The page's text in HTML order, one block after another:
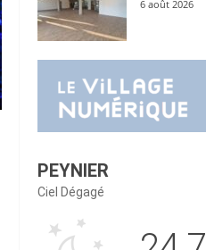
6 août 2026
PEYNIER
Ciel Dégagé